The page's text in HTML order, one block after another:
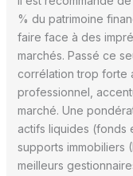
% du patrimoine
faire face à des
marchés. Passé ce
corrélation trop forte
professionnel,
marché. Une
actifs liquides (fonds
supports immobiliers
meilleurs